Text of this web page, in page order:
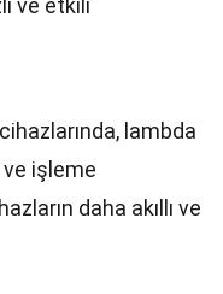
ve etkili
lambda
işleme
daha akıllı ve